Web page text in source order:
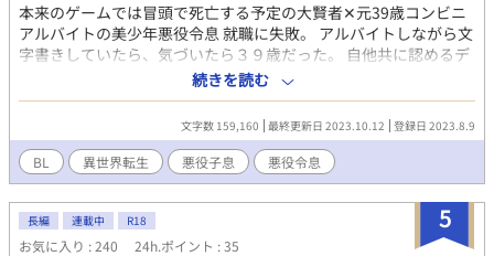
本来のゲームでは冒頭で死亡する予定の大賢者✕元39歳コンビニ
アルバイトの美少年悪役令息 就職に失敗。 アルバイトしながら文
字書きしていたら、気づいたら３９歳だった。 自他共に認めるデ
ブのキモオタ男の俺が目を覚ますと、鏡には美少年が映ってい
た。 あ、そういやトラックに跳ねられた気がする。 ３０年前のド
ット絵ゲームの固有グラなしのモブ敵、悪役貴族の息子ヴァニタ
ス・アッシュフィールドに転生した俺。 しかし……待てよ。 悪役
令息ということは、倒されるまでのモラトリアムの間は貧困とか
経済的な問題とか考えずに思う存分文字書きライフを送れるので
は！？ ☆ ※この作品は一度中断・削除した作品ですが、再投稿し
て再び連載を開始します。 ※この作品は小説家になろう、エブリ
スタ、Fujossyでも公開しています。
続きを読む
文字数 159,160 最終更新日 2023.10.12 登録日 2023.8.9
BL 異世界転生 悪役子息 悪役令息
5
長編 連載中 R18
お気に入り : 240 24h.ポイント : 35